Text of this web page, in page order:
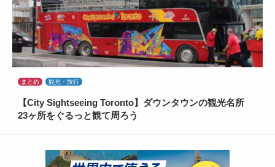
まとめ 観光・旅行
【City Sightseeing Toronto】ダウンタウンの観光名所
23ヶ所をぐるっと観て周ろう